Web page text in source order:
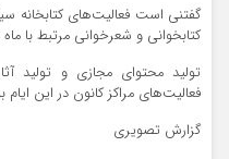
گفتنی است فعالیت‌های کتابخانه
کتابخوانی و شعرخوانی مرتبط با
تولید محتوای مجازی و تولید
فعالیت‌های مراکز کانون در این ایام
گزارش تصویری